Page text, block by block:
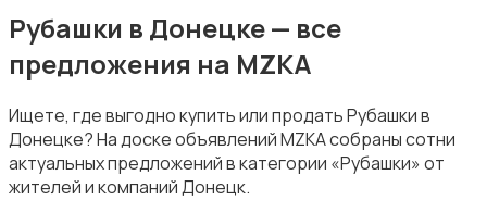
Обувь
Пиджаки и костюмы
Рубашки в Донецке — все
предложения на MZKA
Ищете, где выгодно купить или продать Рубашки в
Донецке? На доске объявлений MZKA собраны сотни
актуальных предложений в категории «Рубашки» от
жителей и компаний Донецк.